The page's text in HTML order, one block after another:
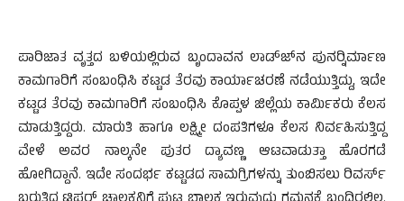
ಪಾರಿಜಾತ ವೃತ್ತದ ಬಳಿಯಲ್ಲಿರುವ ಬೃಂದಾವನ ಲಾಡ್ಜ್‍ನ ಪುನರ್‍ನಿರ್ಮಾಣ
ಕಾಮಗಾರಿಗೆ ಸಂಬಂಧಿಸಿ ಕಟ್ಟಡ ತೆರವು ಕಾರ್ಯಾಚರಣೆ ನಡೆಯುತ್ತಿದ್ದು, ಇದೇ
ಕಟ್ಟಡ ತೆರವು ಕಾಮಗಾರಿಗೆ ಸಂಬಂಧಿಸಿ ಕೊಪ್ಪಳ ಜಿಲ್ಲೆಯ ಕಾರ್ಮಿಕರು ಕೆಲಸ
ಮಾಡುತ್ತಿದ್ದರು. ಮಾರುತಿ ಹಾಗೂ ಲಕ್ಷ್ಮೀ ದಂಪತಿಗಳೂ ಕೆಲಸ ನಿರ್ವಹಿಸುತ್ತಿದ್ದ
ವೇಳೆ ಅವರ ನಾಲ್ಕನೇ ಪುತರ ದ್ಯಾವಣ್ಣ ಆಟವಾಡುತ್ತಾ ಹೊರಗಡೆ
ಹೋಗಿದ್ದಾನೆ. ಇದೇ ಸಂದರ್ಭ ಕಟ್ಟಡದ ಸಾಮಗ್ರಿಗಳನ್ನು ತುಂಬಿಸಲು ರಿವರ್ಸ್